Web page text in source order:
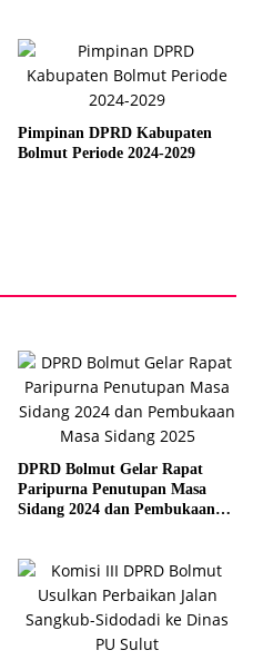
Pimpinan DPRD Kabupaten
Bolmut Periode 2024-2029
DPRD Bolmut Gelar Rapat
Paripurna Penutupan Masa
Sidang 2024 dan Pembukaan